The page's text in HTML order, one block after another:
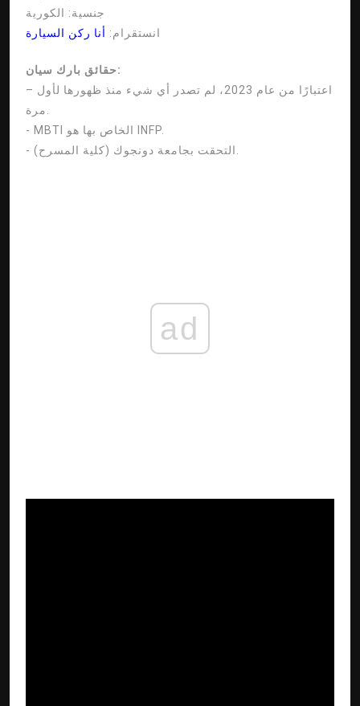
جنسية: الكورية
انستقرام: أنا ركن السيارة
حقائق بارك سيان:
– اعتبارًا من عام 2023، لم تصدر أي شيء منذ ظهورها لأول
- MBTI الخاص بها هو INFP.
ad